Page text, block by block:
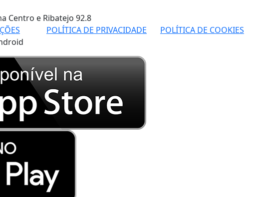
Centro e Ribatejo 92.8
POLÍTICA DE PRIVACIDADE
POLÍTICA DE COOKIES